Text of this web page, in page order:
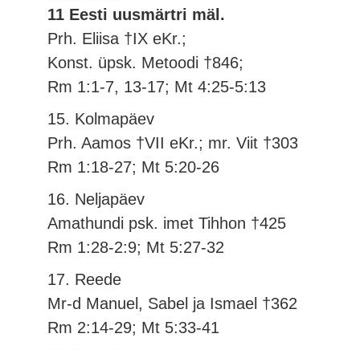
11 Eesti uusmärtri mäl.
Prh. Eliisa †IX eKr.;
Konst. üpsk. Metoodi †846;
Rm 1:1-7, 13-17; Mt 4:25-5:13
15. Kolmapäev
Prh. Aamos †VII eKr.; mr. Viit †303
Rm 1:18-27; Mt 5:20-26
16. Neljapäev
Amathundi psk. imet Tihhon †425
Rm 1:28-2:9; Mt 5:27-32
17. Reede
Mr-d Manuel, Sabel ja Ismael †362
Rm 2:14-29; Mt 5:33-41